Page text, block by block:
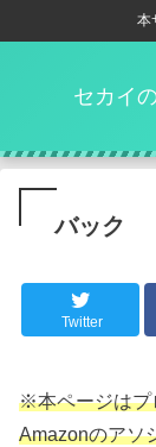
本
セカイ
バック
Twitter
※本ページはプ
Amazonのアソ